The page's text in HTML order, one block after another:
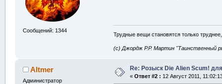
Сообщений: 1344
Трудные вещи становятся только
(с) Джордж Р.Р. Мартин "Таинственный
Altmer
Администратор
Re: Розыск Die Alien Scum!
« Ответ #2 : 12 Август 2011,